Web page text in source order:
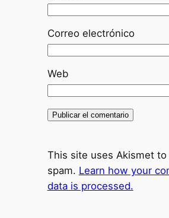
Correo electrónico
Web
This site uses Akismet to
spam. Learn how your
data is processed.